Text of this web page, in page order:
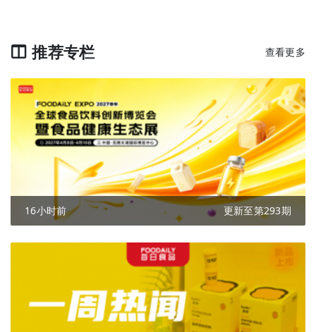
推荐专栏 查看更多
16小时前 更新至第293期